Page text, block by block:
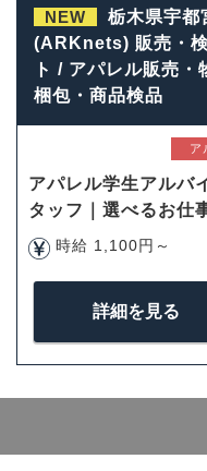
NEW
栃木県宇都
(ARKnets) 販売・
ト / アパレル販売
梱包・商品検品
ア
アパレル学生アルバ
タッフ｜選べるお仕
時給 1,100円～
詳細を見る